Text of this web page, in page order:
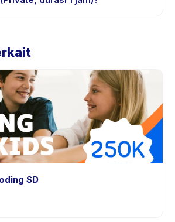
aktivitas di aplikasi. Kebanyakan
SD